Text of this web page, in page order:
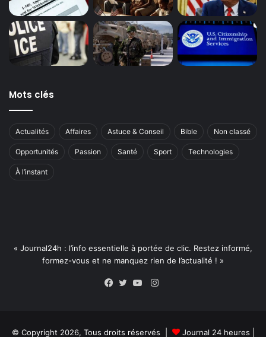
Mots clés
Actualités Affaires Astuce & Conseil Bible Non classé
Opportunités Passion Santé Sport Technologies
À l’instant
« Journal24h : l’info essentielle à portée de clic. Restez informé,
formez-vous et ne manquez rien de l’actualité ! »
Instagram
© Copyright 2026, Tous droits réservés | Journal 24 heures